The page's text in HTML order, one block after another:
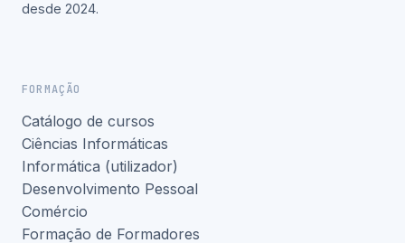
desde 2024.
FORMAÇÃO
Catálogo de cursos
Ciências Informáticas
Informática (utilizador)
Desenvolvimento Pessoal
Comércio
Formação de Formadores